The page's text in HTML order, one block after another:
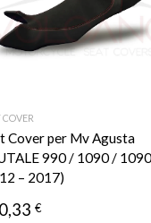
COVER
Cover per Mv Agusta
990 / 1090 /
– 2017)
€